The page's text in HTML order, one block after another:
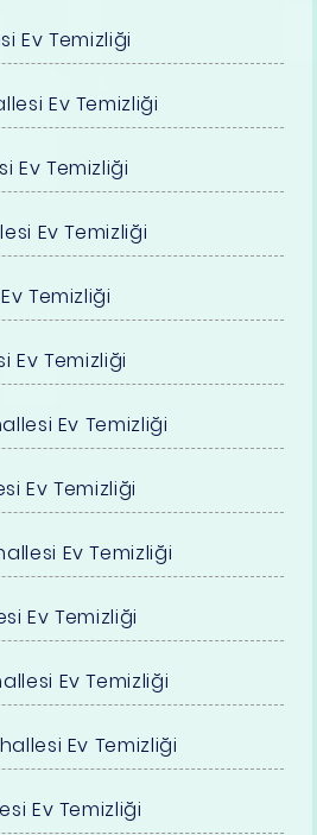
Ev Temizliği
Ev Temizliği
Ev Temizliği
Ev Temizliği
Temizliği
Ev Temizliği
Ev Temizliği
Ev Temizliği
Ev Temizliği
Ev Temizliği
Ev Temizliği
Ev Temizliği
Ev Temizliği